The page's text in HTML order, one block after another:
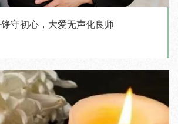
守初心，大爱无声化良师